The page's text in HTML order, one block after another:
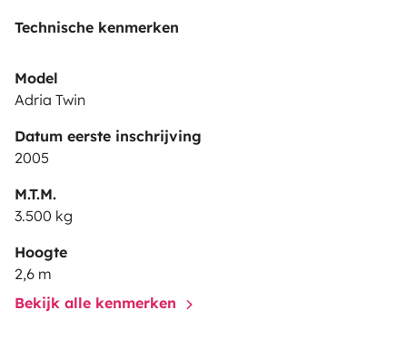
Technische kenmerken
Model
Adria Twin
Datum eerste inschrijving
2005
M.T.M.
3.500 kg
Hoogte
2,6 m
Bekijk alle kenmerken